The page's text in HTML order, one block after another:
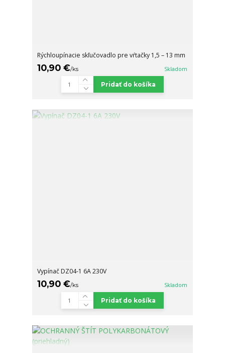
Rýchloupínacie skľučovadlo pre vŕtačky 1,5 – 13 mm
10,90 €/ks Skladom
Pridať do košíka
Vypínač DZ04-1 6A 230V
10,90 €/ks Skladom
Pridať do košíka